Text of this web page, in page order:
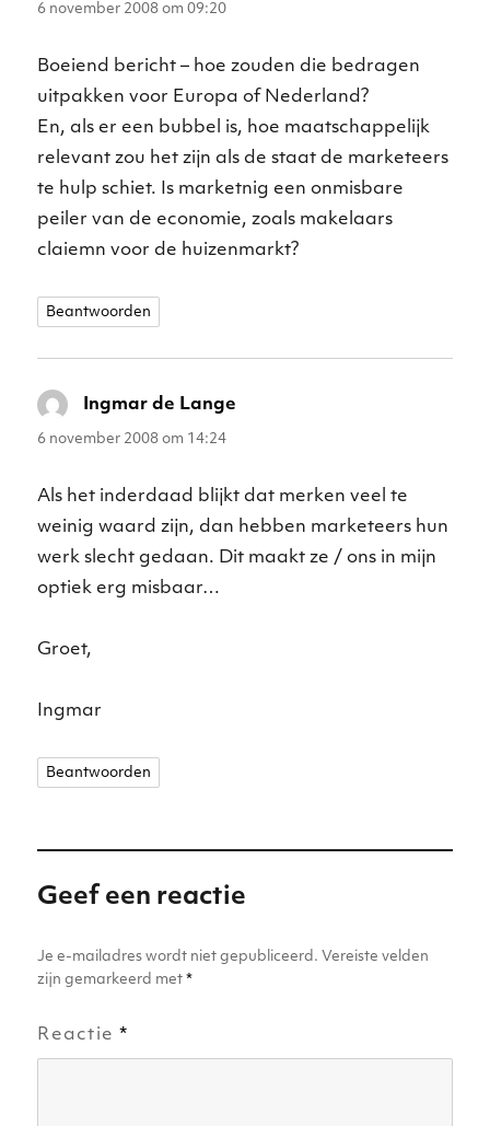
6 november 2008 om 09:20
Boeiend bericht – hoe zouden die bedragen
uitpakken voor Europa of Nederland?
En, als er een bubbel is, hoe maatschappelijk
relevant zou het zijn als de staat de marketeers
te hulp schiet. Is marketnig een onmisbare
peiler van de economie, zoals makelaars
claiemn voor de huizenmarkt?
Beantwoorden
Ingmar de Lange
6 november 2008 om 14:24
Als het inderdaad blijkt dat merken veel te
weinig waard zijn, dan hebben marketeers hun
werk slecht gedaan. Dit maakt ze / ons in mijn
optiek erg misbaar…
Groet,
Ingmar
Beantwoorden
Geef een reactie
Je e-mailadres wordt niet gepubliceerd. Vereiste velden
zijn gemarkeerd met*
Reactie*